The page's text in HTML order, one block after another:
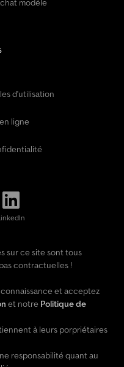
modèle
d'utilisation
ligne
sur ce site sont tous
contractuelles !
et acceptez
et notre Politique de
à leurs porpriétaires
responsabilité quant au